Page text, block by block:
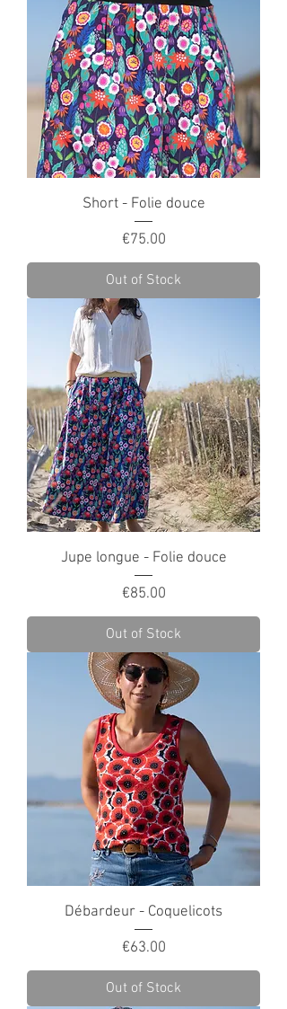
Short - Folie douce
Price
€75.00
Out of Stock
Jupe longue - Folie douce
Price
€85.00
Out of Stock
Débardeur - Coquelicots
Price
€63.00
Out of Stock